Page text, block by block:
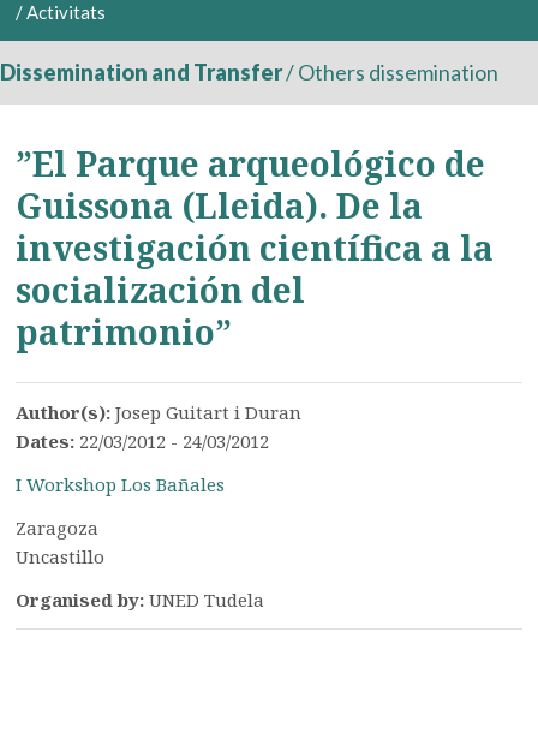
/Activitats
Dissemination and Transfer/Others dissemination
”El Parque arqueológico de
Guissona (Lleida). De la
investigación científica a la
socialización del
patrimonio”
Author(s):Josep Guitart i Duran
Dates: 22/03/2012 - 24/03/2012
I Workshop Los Bañales
Zaragoza
Uncastillo
Organised by:UNED Tudela